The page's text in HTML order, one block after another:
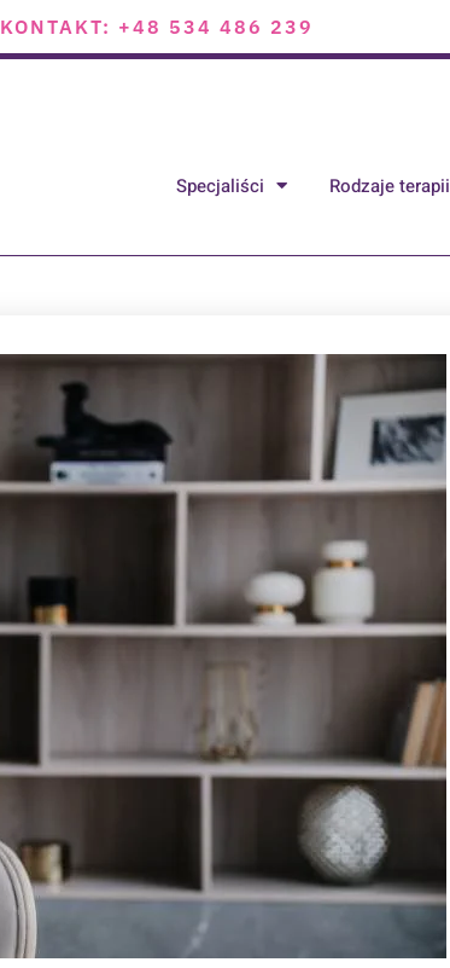
KONTAKT: +48 534 486 239
Specjaliści Rodzaje terapii